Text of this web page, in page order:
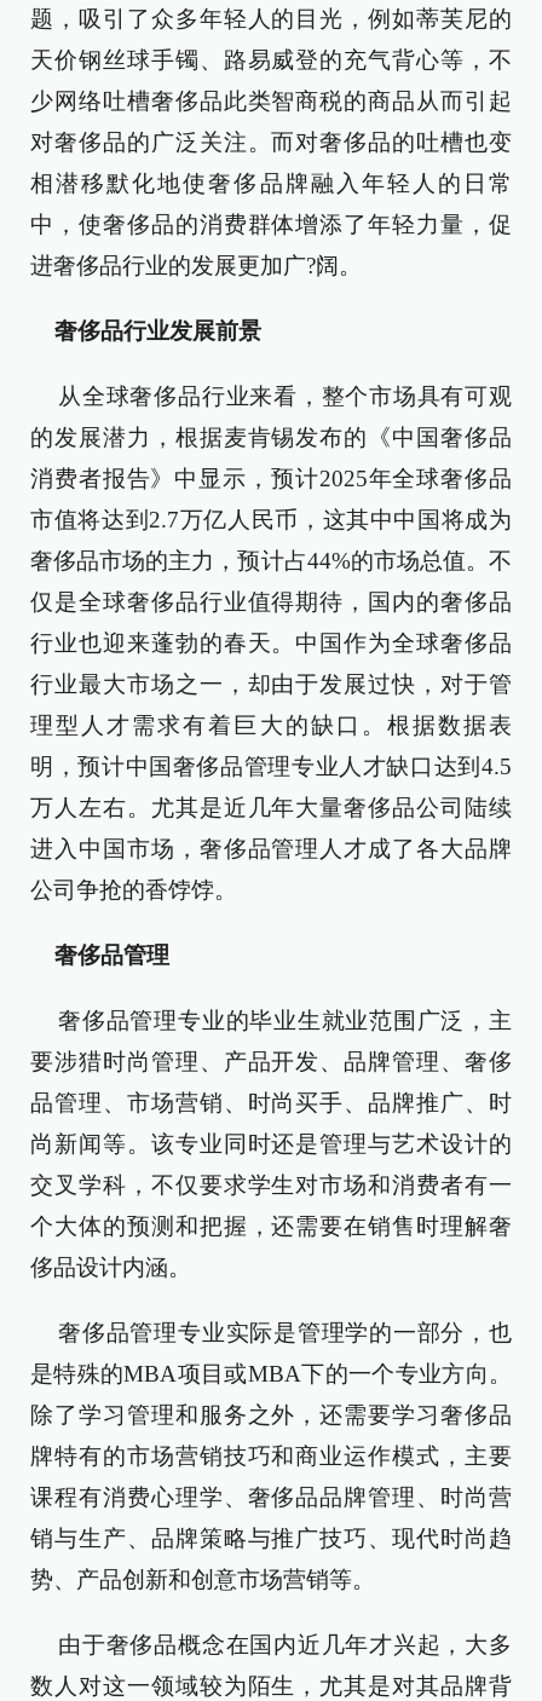
题，吸引了众多年轻人的目光，例如蒂芙尼的
天价钢丝球手镯、路易威登的充气背心等，不
少网络吐槽奢侈品此类智商税的商品从而引起
对奢侈品的广泛关注。而对奢侈品的吐槽也变
相潜移默化地使奢侈品牌融入年轻人的日常
中，使奢侈品的消费群体增添了年轻力量，促
进奢侈品行业的发展更加广?阔。
奢侈品行业发展前景
从全球奢侈品行业来看，整个市场具有可观
的发展潜力，根据麦肯锡发布的《中国奢侈品
消费者报告》中显示，预计2025年全球奢侈品
市值将达到2.7万亿人民币，这其中中国将成为
奢侈品市场的主力，预计占44%的市场总值。不
仅是全球奢侈品行业值得期待，国内的奢侈品
行业也迎来蓬勃的春天。中国作为全球奢侈品
行业最大市场之一，却由于发展过快，对于管
理型人才需求有着巨大的缺口。根据数据表
明，预计中国奢侈品管理专业人才缺口达到4.5
万人左右。尤其是近几年大量奢侈品公司陆续
进入中国市场，奢侈品管理人才成了各大品牌
公司争抢的香饽饽。
奢侈品管理
奢侈品管理专业的毕业生就业范围广泛，主
要涉猎时尚管理、产品开发、品牌管理、奢侈
品管理、市场营销、时尚买手、品牌推广、时
尚新闻等。该专业同时还是管理与艺术设计的
交叉学科，不仅要求学生对市场和消费者有一
个大体的预测和把握，还需要在销售时理解奢
侈品设计内涵。
奢侈品管理专业实际是管理学的一部分，也
是特殊的MBA项目或MBA下的一个专业方向。
除了学习管理和服务之外，还需要学习奢侈品
牌特有的市场营销技巧和商业运作模式，主要
课程有消费心理学、奢侈品品牌管理、时尚营
销与生产、品牌策略与推广技巧、现代时尚趋
势、产品创新和创意市场营销等。
由于奢侈品概念在国内近几年才兴起，大多
数人对这一领域较为陌生，尤其是对其品牌背